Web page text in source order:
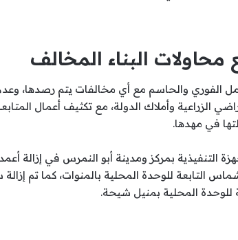
محاولات البناء المخالف
الفوري والحاسم مع أي مخالفات يتم رصدها، وعدم
الزراعية وأملاك الدولة، مع تكثيف أعمال
في مهدها.
التنفيذية بمركز ومدينة أبو النمرس في إزالة
ميت شماس التابعة للوحدة المحلية بالمنوات، كما تم